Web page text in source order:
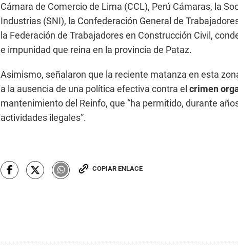
Cámara de Comercio de Lima (CCL), Perú Cámaras, la
Industrias (SNI), la Confederación General de
la Federación de Trabajadores en Construcción Civil,
e impunidad que reina en la provincia de Pataz.
Asimismo, señalaron que la reciente matanza en esta
a la ausencia de una política efectiva contra el crimen
mantenimiento del Reinfo, que “ha permitido, durante
actividades ilegales”.
COPIAR ENLACE